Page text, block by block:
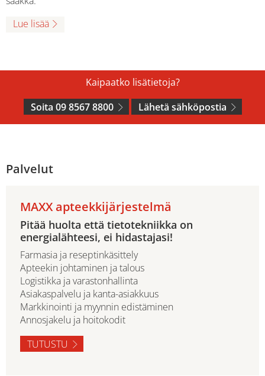
Lue lisää
Kaipaatko lisätietoja?
Soita 09 8567 8800
Lähetä sähköpostia
Palvelut
MAXX apteekkijärjestelmä
Pitää huolta että tietotekniikka on
energialähteesi, ei hidastajasi!
Farmasia ja reseptinkäsittely
Apteekin johtaminen ja talous
Logistikka ja varastonhallinta
Asiakaspalvelu ja kanta-asiakkuus
Markkinointi ja myynnin edistäminen
Annosjakelu ja hoitokodit
TUTUSTU